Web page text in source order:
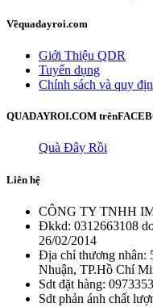
Vềquadayroi.com
Giới Thiệu QDR
Tuyển dụng
Chính sách và quy
QUADAYROI.COM trên
Quà Đây Rồi
Liên hệ
CÔNG TY TNHH
Đkkd: 0312663108
26/02/2014
Địa chỉ thương nhân:
Nhuận, TP.Hồ Chí
Sdt đặt hàng:
Sdt phản ánh chất